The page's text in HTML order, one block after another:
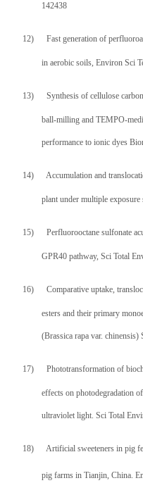
142438
12) Fast generation of
in aerobic soils, Environ Sci
13) Synthesis of cellulose
ball-milling and TEMPO-
performance to ionic dyes
14) Accumulation and
plant under multiple
15) Perfluorooctane sulfonate
GPR40 pathway, Sci Total
16) Comparative uptake,
esters and their primary
(Brassica rapa var.
17) Phototransformation of
effects on photodegradation
ultraviolet light. Sci Total
18) Artificial sweeteners in pig
pig farms in Tianjin, China.